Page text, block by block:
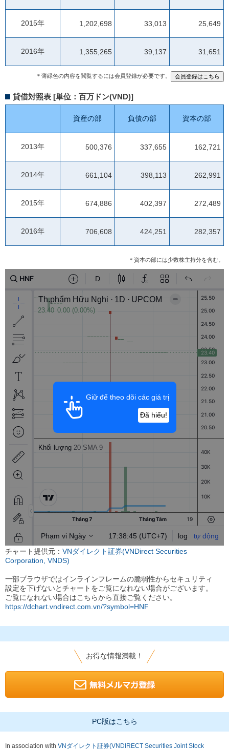
2015年 1,202,698 33,013 25,649
2016年 1,355,265 39,137 31,651
＊薄緑色の内容を閲覧するには会員登録が必要です。
貸借対照表 [単位：百万ドン(VND)]
資産の部 負債の部 資本の部
2013年 500,376 337,655 162,721
2014年 661,104 398,113 262,991
2015年 674,886 402,397 272,489
2016年 706,608 424,251 282,357
＊資本の部には少数株主持分を含む。
チャート提供元： VNダイレクト証券(VNDirect Securities
Corporation, VNDS)
一部ブラウザではインラインフレームの脆弱性からセキュリティ
設定を下げないとチャートをご覧になれない場合がございます。
ご覧になれない場合はこちらから直接ご覧ください。
https://dchart.vndirect.com.vn/?symbol=HNF
お得な情報満載！
PC版はこちら
In association with VNダイレクト証券(VNDIRECT Securities Joint Stock